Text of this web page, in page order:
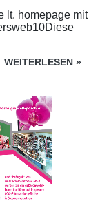
lt. homepage mit
WEITERLESEN »